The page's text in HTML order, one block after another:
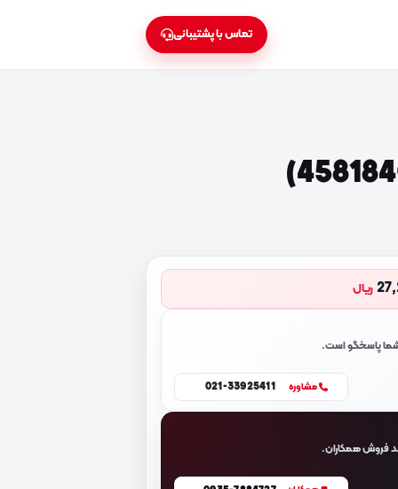
تماس با پشتیبانی
ریال
شما پاسخگو است.
مشاوره 021-33925411
فروش همکاران.